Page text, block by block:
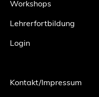
Workshops
Lehrerfortbildung
Login
Kontakt/Impressum